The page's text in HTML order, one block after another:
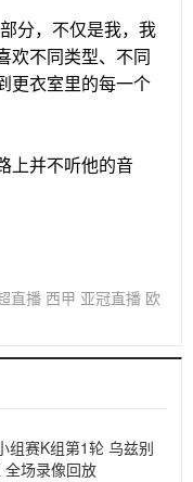
分，不仅是我，我
欢不同类型、不同
更衣室里的每一个
上并不听他的音
直播 西甲 亚冠直播 欧
组赛K组第1轮 乌兹别
全场录像回放